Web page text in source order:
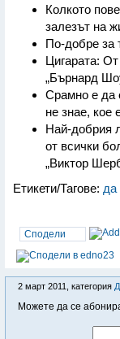
Колкото
залезът на
По-добре за
Цигарата: От
„Бърнард
Срамно е да
не знае, кое
Най-добрия
от всички
„Виктор
Етикети/Тагове: да
Сподели
2 март 2011, категория
Можете да се